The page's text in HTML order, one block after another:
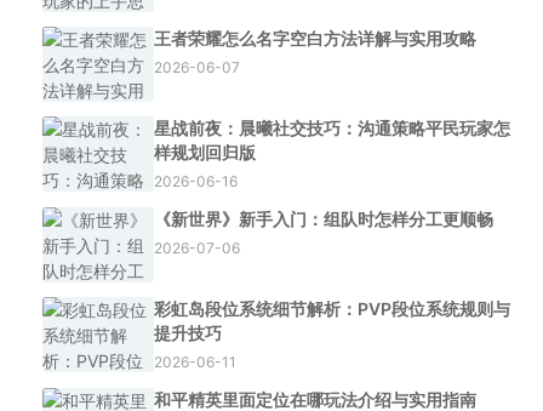
王者荣耀怎么名字空白方法详解与实用攻略
2026-06-07
星战前夜：晨曦社交技巧：沟通策略平民玩家怎
样规划回归版
2026-06-16
《新世界》新手入门：组队时怎样分工更顺畅
2026-07-06
彩虹岛段位系统细节解析：PVP段位系统规则与
提升技巧
2026-06-11
和平精英里面定位在哪玩法介绍与实用指南